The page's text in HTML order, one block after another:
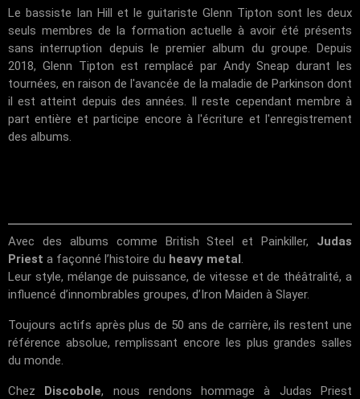
Le bassiste Ian Hill et le guitariste Glenn Tipton sont les deux
seuls membres de la formation actuelle à avoir été présents
sans interruption depuis le premier album du groupe. Depuis
2018, Glenn Tipton est remplacé par Andy Sneap durant les
tournées, en raison de l'avancée de la maladie de Parkinson dont
il est atteint depuis des années. Il reste cependant membre à
part entière et participe encore à l'écriture et l'enregistrement
des albums.
Avec des albums comme British Steel etPainkiller, Judas
Priest a façonné l’histoire du heavy metal.
Leur style, mélange de puissance, de vitesse et de théâtralité, a
influencé d’innombrables groupes, d’Iron Maiden à Slayer.
Toujours actifs après plus de 50 ans de carrière, ils restent une
référence absolue, remplissant encore les plus grandes salles
du monde.
Chez Discobole, nous rendons hommage à Judas Priest